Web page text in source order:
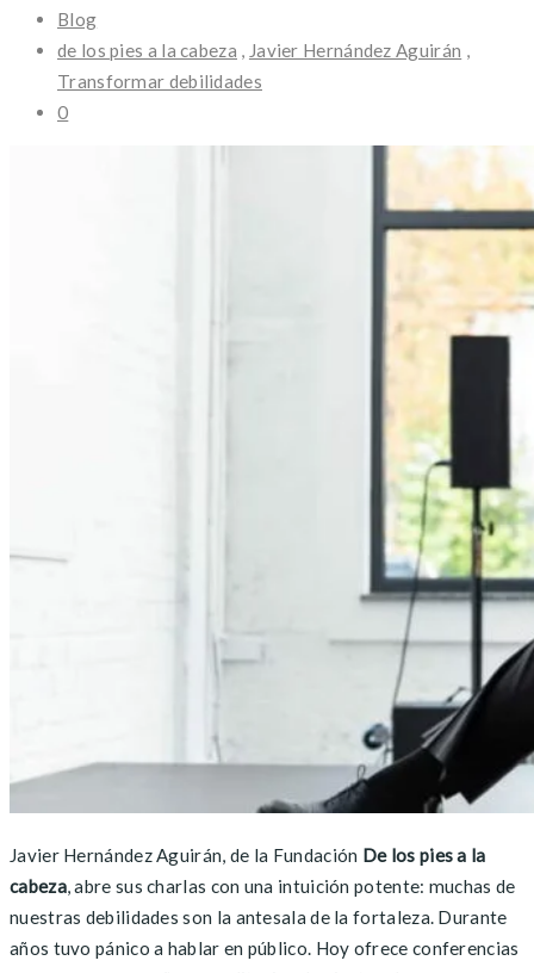
Blog
de los pies a la cabeza
Javier Hernández Aguirán
Transformar debilidades
0
Javier Hernández Aguirán, de la Fundación De los pies a la
cabeza, abre sus charlas con una intuición potente: muchas de
nuestras debilidades son la antesala de la fortaleza. Durante
años tuvo pánico a hablar en público. Hoy ofrece conferencias